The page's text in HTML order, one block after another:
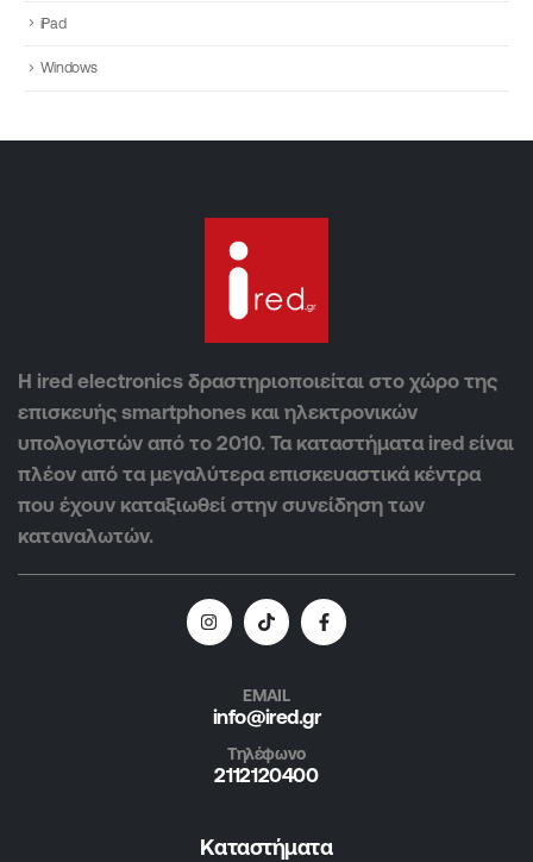
iPad
Windows
Η ired electronics δραστηριοποιείται στο χώρο της
επισκευής smartphones και ηλεκτρονικών
υπολογιστών από το 2010. Τα καταστήματα ired είναι
πλέον από τα μεγαλύτερα επισκευαστικά κέντρα
που έχουν καταξιωθεί στην συνείδηση των
καταναλωτών.
EMAIL
info@ired.gr
Τηλέφωνο
2112120400
Καταστήματα